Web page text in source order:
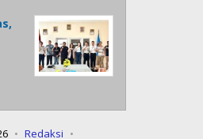
Redaksi